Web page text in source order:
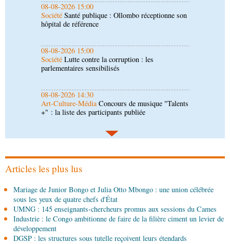
08-08-2026 15:00
Société Lutte contre la corruption : les
parlementaires sensibilisés
08-08-2026 14:30
Art-Culture-MédiaConcours de musique "Talents
+" : la liste des participants publiée
08-08-2026 01:25
EnvironnementForêts : des techniciens formés à
l'utilisation d'un logiciel d'évaluation des
08-08-2026 01:15
envisagent le renforcement de leur coopération
agricole
ÉconomieMarché boursier : la Banque postale du
Congo officialise son entrée à la BVMAC
08-08-2026 01:00
SociétéAccélération du développement: la
Articles les plus lus
Mariage de Junior Bongo et Julia Otto Mbongo : une union célébrée
sous les yeux de quatre chefs d'État
UMNG : 145 enseignants-chercheurs promus aux sessions du Cames
Industrie : le Congo ambitionne de faire de la filière ciment un levier de
développement
DGSP : les structures sous tutelle reçoivent leurs étendards